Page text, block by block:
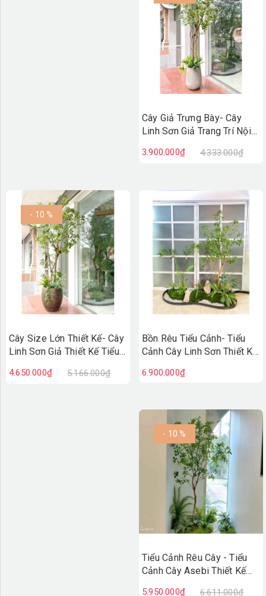
Cây Giả Trưng Bày- Cây
Linh Sơn Giả Trang Trí Nội
Xanh (230cm)- CC1253
3.900.000₫ 4.333.000₫
- 10 %
Cây Size Lớn Thiết Kế- Cây
Linh Sơn Giả Thiết Kế Tiểu
Tạo Không Gian Xanh
4.650.000₫ 5.166.000₫
Bồn Rêu Tiểu Cảnh- Tiểu
Cảnh Cây Linh Sơn Thiết Kế
(200x60x180cm) - RC101
6.900.000₫
- 10 %
Tiểu Cảnh Rêu Cây - Tiểu
Cảnh Cây Asebi Thiết Kế
5.950.000₫ 6.611.000₫